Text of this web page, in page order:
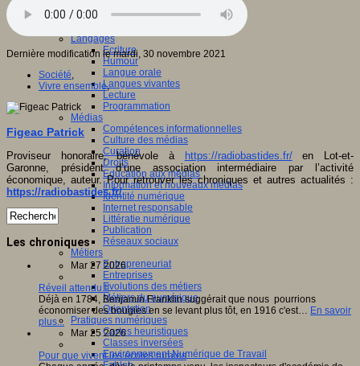
Jeux sérieux
Langages
Ecriture
Humour
Langue orale
Langues vivantes
Lecture
Programmation
Médias
Compétences informationnelles
Culture des médias
Curation
Droits
Education aux médias
Information et nouveaux médias
Identité numérique
Internet responsable
Littératie numérique
Publication
Réseaux sociaux
Métiers
Entrepreneuriat
Entreprises
Evolutions des métiers
Métiers du numérique
Orientation
Pratiques numériques
Cartes heuristiques
Classes inversées
Environnement Numérique de Travail
Dernière modification le mardi, 30 novembre 2021
Société,
Vivre ensemble,
Figeac Patrick
Proviseur honoraire, bénévole à https://radiobastides.fr/en Lot-et-
Garonne, président d’une association intermédiaire par l’activité
économique, auteur. Pour retrouver les chroniques et autres actualités :
https://radiobastides.fr/
Les chroniques
Mar 27 2026
Réveil attendu !!
Déjà en 1784, Benjamin Franklin suggérait que nous pourrions
économiser des bougies en se levant plus tôt, en 1916 c'est… En savoir
plus...
Mar 25 2026
Pour que vivent les écoles rurales